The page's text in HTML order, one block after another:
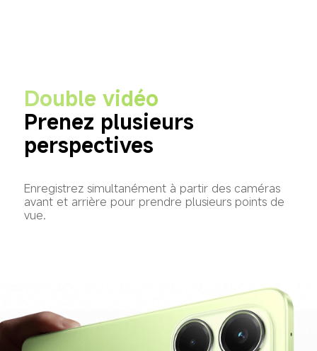
Double vidéo
Prenez plusieurs
perspectives
Enregistrez simultanément à partir des caméras
avant et arrière pour prendre plusieurs points de
vue.